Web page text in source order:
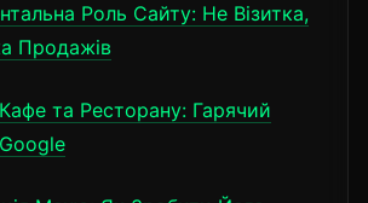
Роль Сайту: Не Візитка,
Продажів
та Ресторану: Гарячий